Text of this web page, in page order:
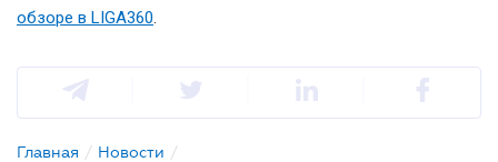
обзоре в LIGA360.
Главная / Новости /